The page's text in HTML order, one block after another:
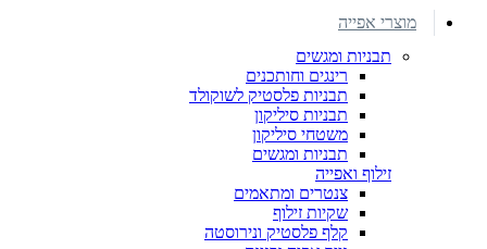
מוצרי אפייה
תבניות ומגשים
רינגים וחותכנים
תבניות פלסטיק לשוקולד
תבניות סיליקון
משטחי סיליקון
תבניות ומגשים
זילוף ואפייה
צנטרים ומתאמים
שקיות זילוף
קלף פלסטיק ונירוסטה